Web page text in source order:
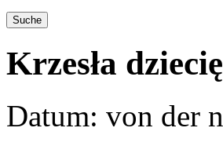
Krzesła
Datum: von der